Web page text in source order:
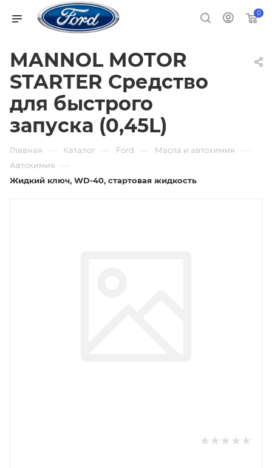
0
MANNOL MOTOR
STARTER Средство
для быстрого
запуска (0,45L)
Главная — Каталог — Ford — Масла и автохимия —
Автохимия —
Жидкий ключ, WD-40, стартовая жидкость